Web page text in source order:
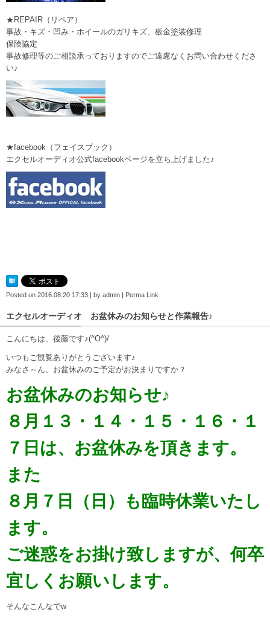
★REPAIR（リペア）
事故・キズ・凹み・ホイールのガリキズ、板金塗装修理
保険協定
事故修理等のご相談承っておりますのでご遠慮なくお問い合わせくださ
い♪
★facebook（フェイスブック）
エクセルオーディオ公式facebookページを立ち上げました♪
Posted on 2016.08.20 17:33 | by admin | Perma Link
エクセルオーディオ お盆休みのお知らせと作業報告♪
こんにちは、後藤です♪(^O^)/
いつもご観覧ありがとうございます♪
みなさ～ん、お盆休みのご予定がお決まりですか？
お盆休みのお知らせ♪
８月１３・１４・１５・１６・１
７日は、お盆休みを頂きます。
また
８月７日（日）も臨時休業いたし
ます。
ご迷惑をお掛け致しますが、何卒
宜しくお願いします。
そんなこんなでw